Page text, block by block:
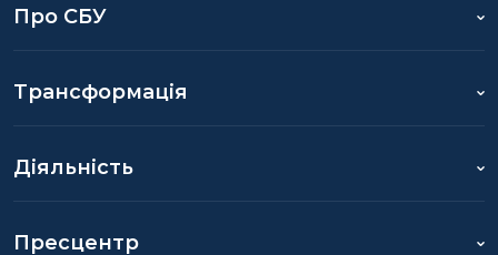
Про СБУ
Трансформація
Діяльність
Пресцентр